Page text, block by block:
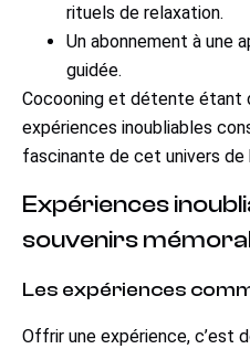
rituels de relaxation.
Un abonnement à une
guidée.
Cocooning et détente étant
expériences inoubliables
fascinante de cet univers de
Expériences
souvenirs
Les expériences
Offrir une expérience, c’est